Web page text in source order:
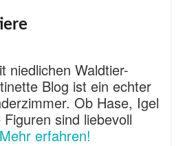
niedlichen Waldtier-
Blog ist ein echter
Ob Hase, Igel
sind liebevoll
Mehr erfahren!